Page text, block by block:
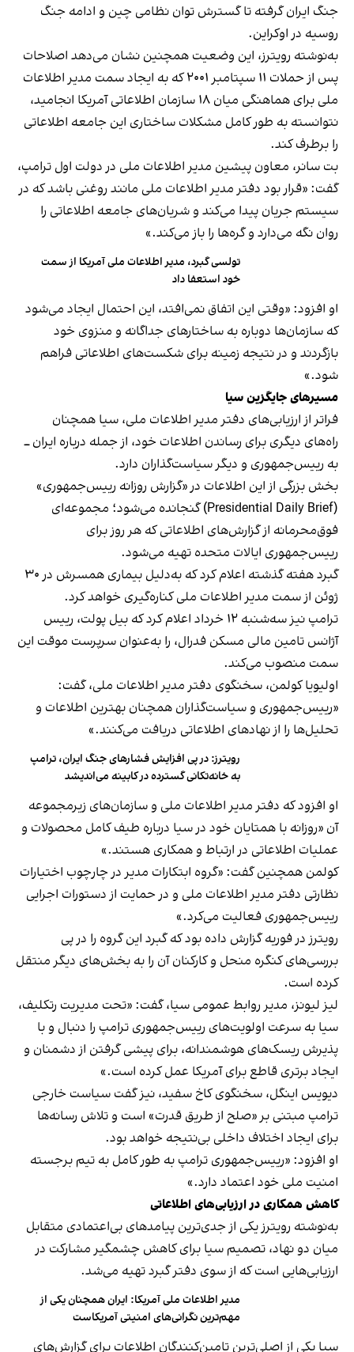
جنگ ایران گرفته تا گسترش توان نظامی چین و ادامه جنگ
روسیه در اوکراین.
به‌نوشته رویترز، این وضعیت همچنین نشان می‌دهد اصلاحات
پس از حملات ۱۱ سپتامبر ۲۰۰۱ که به ایجاد سمت مدیر اطلاعات
ملی برای هماهنگی میان ۱۸ سازمان اطلاعاتی آمریکا انجامید،
نتوانسته به طور کامل مشکلات ساختاری این جامعه اطلاعاتی
را برطرف کند.
بت سانر، معاون پیشین مدیر اطلاعات ملی در دولت اول ترامپ،
گفت: «قرار بود دفتر مدیر اطلاعات ملی مانند روغنی باشد که در
سیستم جریان پیدا می‌کند و شریان‌های جامعه اطلاعاتی را
روان نگه می‌دارد و گره‌ها را باز می‌کند.»
تولسی گبرد، مدیر اطلاعات ملی آمریکا از سمت
خود استعفا داد
او افزود: «وقتی این اتفاق نمی‌افتد، این احتمال ایجاد می‌شود
که سازمان‌ها دوباره به ساختارهای جداگانه و منزوی خود
بازگردند و در نتیجه زمینه برای شکست‌های اطلاعاتی فراهم
شود.»
مسیرهای جایگزین سیا
فراتر از ارزیابی‌های دفتر مدیر اطلاعات ملی، سیا همچنان
راه‌های دیگری برای رساندن اطلاعات خود، از جمله درباره ایران ــ
به رییس‌جمهوری و دیگر سیاست‌گذاران دارد.
بخش بزرگی از این اطلاعات در «گزارش روزانه رییس‌جمهوری»
(Presidential Daily Brief) گنجانده می‌شود؛ مجموعه‌ای
فوق‌محرمانه از گزارش‌های اطلاعاتی که هر روز برای
رییس‌جمهوری ایالات متحده تهیه می‌شود.
گبرد هفته گذشته اعلام کرد که به‌دلیل بیماری همسرش در ۳۰
ژوئن از سمت مدیر اطلاعات ملی کناره‌گیری خواهد کرد.
ترامپ نیز سه‌شنبه ۱۲ خرداد اعلام کرد که بیل پولت، رییس
آژانس تامین مالی مسکن فدرال، را به‌عنوان سرپرست موقت این
سمت منصوب می‌کند.
اولیویا کولمن، سخنگوی دفتر مدیر اطلاعات ملی، گفت:
«رییس‌جمهوری و سیاست‌گذاران همچنان بهترین اطلاعات و
تحلیل‌ها را از نهادهای اطلاعاتی دریافت می‌کنند.»
رویترز: در پی افزایش فشارهای جنگ ایران، ترامپ
به خانه‌تکانی گسترده در کابینه می‌اندیشد
او افزود که دفتر مدیر اطلاعات ملی و سازمان‌های زیرمجموعه
آن «روزانه با همتایان خود در سیا درباره طیف کامل محصولات و
عملیات اطلاعاتی در ارتباط و همکاری هستند.»
کولمن همچنین گفت: «گروه ابتکارات مدیر در چارچوب اختیارات
نظارتی دفتر مدیر اطلاعات ملی و در حمایت از دستورات اجرایی
رییس‌جمهوری فعالیت می‌کرد.»
رویترز در فوریه گزارش داده بود که گبرد این گروه را در پی
بررسی‌های کنگره منحل و کارکنان آن را به بخش‌های دیگر منتقل
کرده است.
لیز لیونز، مدیر روابط عمومی سیا، گفت: «تحت مدیریت رتکلیف،
سیا به سرعت اولویت‌های رییس‌جمهوری ترامپ را دنبال و با
پذیرش ریسک‌های هوشمندانه، برای پیشی گرفتن از دشمنان و
ایجاد برتری قاطع برای آمریکا عمل کرده است.»
دیویس اینگل، سخنگوی کاخ سفید، نیز گفت سیاست خارجی
ترامپ مبتنی بر «صلح از طریق قدرت» است و تلاش رسانه‌ها
برای ایجاد اختلاف داخلی بی‌نتیجه خواهد بود.
او افزود: «رییس‌جمهوری ترامپ به طور کامل به تیم برجسته
امنیت ملی خود اعتماد دارد.»
کاهش همکاری در ارزیابی‌های اطلاعاتی
به‌نوشته رویترز یکی از جدی‌ترین پیامدهای بی‌اعتمادی متقابل
میان دو نهاد، تصمیم سیا برای کاهش چشمگیر مشارکت در
ارزیابی‌هایی است که از سوی دفتر گبرد تهیه می‌شد.
مدیر اطلاعات ملی آمریکا: ایران همچنان یکی از
مهم‌ترین نگرانی‌های امنیتی آمریکاست
سیا یکی از اصلی‌ترین تامین‌کنندگان اطلاعات برای گزارش‌های